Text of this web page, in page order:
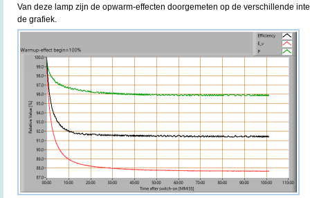
Van deze lamp zijn de opwarm-effecten doorgemeten op de verschillende
de grafiek.